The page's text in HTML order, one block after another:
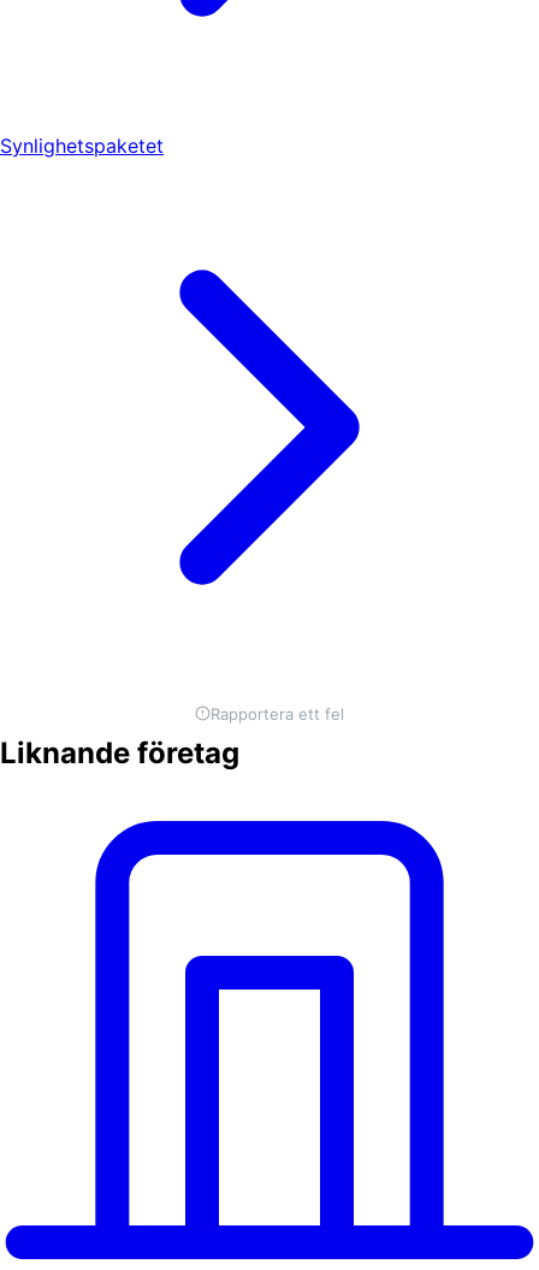
Synlighetspaketet
Rapportera ett fel
Liknande företag